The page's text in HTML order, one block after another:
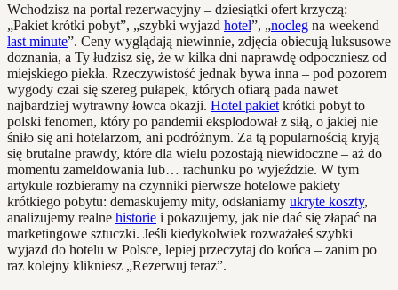
Wchodzisz na portal rezerwacyjny – dziesiątki ofert krzyczą:
„Pakiet krótki pobyt”, „szybki wyjazd hotel”, „nocleg na weekend
last minute”. Ceny wyglądają niewinnie, zdjęcia obiecują luksusowe
doznania, a Ty łudzisz się, że w kilka dni naprawdę odpoczniesz od
miejskiego piekła. Rzeczywistość jednak bywa inna – pod pozorem
wygody czai się szereg pułapek, których ofiarą pada nawet
najbardziej wytrawny łowca okazji. Hotel pakiet krótki pobyt to
polski fenomen, który po pandemii eksplodował z siłą, o jakiej nie
śniło się ani hotelarzom, ani podróżnym. Za tą popularnością kryją
się brutalne prawdy, które dla wielu pozostają niewidoczne – aż do
momentu zameldowania lub… rachunku po wyjeździe. W tym
artykule rozbieramy na czynniki pierwsze hotelowe pakiety
krótkiego pobytu: demaskujemy mity, odsłaniamy ukryte koszty,
analizujemy realne historie i pokazujemy, jak nie dać się złapać na
marketingowe sztuczki. Jeśli kiedykolwiek rozważałeś szybki
wyjazd do hotelu w Polsce, lepiej przeczytaj do końca – zanim po
raz kolejny klikniesz „Rezerwuj teraz”.